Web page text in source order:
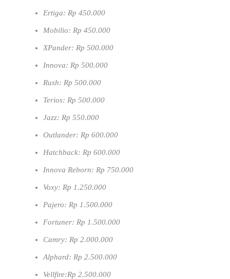
Ertiga: Rp 450.000
Mobilio: Rp 450.000
XPander: Rp 500.000
Innova: Rp 500.000
Rush: Rp 500.000
Terios: Rp 500.000
Jazz: Rp 550.000
Outlander: Rp 600.000
Hatchback: Rp 600.000
Innova Reborn: Rp 750.000
Voxy: Rp 1.250.000
Pajero: Rp 1.500.000
Fortuner: Rp 1.500.000
Camry: Rp 2.000.000
Alphard: Rp 2.500.000
Vellfire:Rp 2.500.000